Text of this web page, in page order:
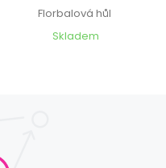
Florbalová hůl
Skladem